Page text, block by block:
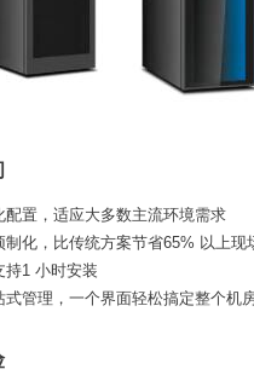
配置，适应大多数主流环境需求
制化，比传统方案节省65% 以上现
持1 小时安装
式管理，一个界面轻松搞定整个机